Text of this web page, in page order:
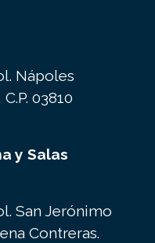
Nápoles
03810
y Salas
San Jerónimo
Contreras.